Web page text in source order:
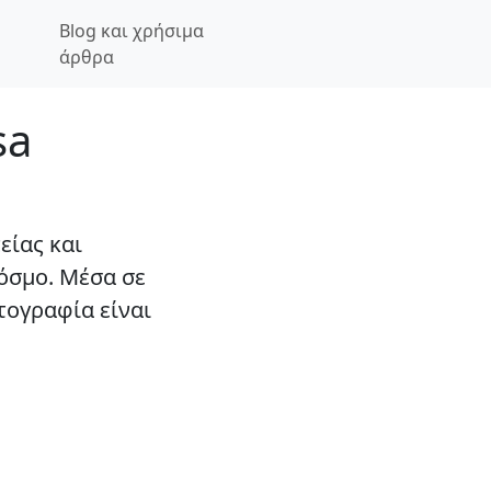
για φωτογραφικά στούντιο και γραφεία έκδοσης βίζας
Blog και χρήσιμα
άρθρα
και
Μέσα σε
είναι